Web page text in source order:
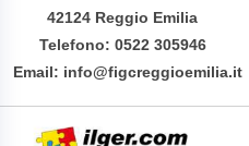
42124 Reggio Emilia
Telefono: 0522 305946
Email: info@figcreggioemilia.it